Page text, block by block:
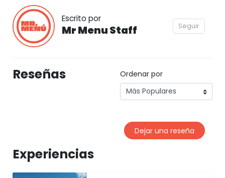
Escrito por
Mr Menu Staff Seguir
Reseñas Ordenar por
Dejar una reseña
Experiencias